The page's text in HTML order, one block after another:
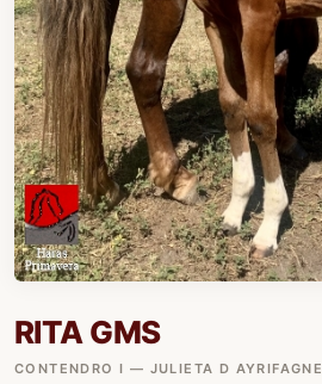
RITA GMS
CONTENDRO I — JULIETA D AYRIFAGNE